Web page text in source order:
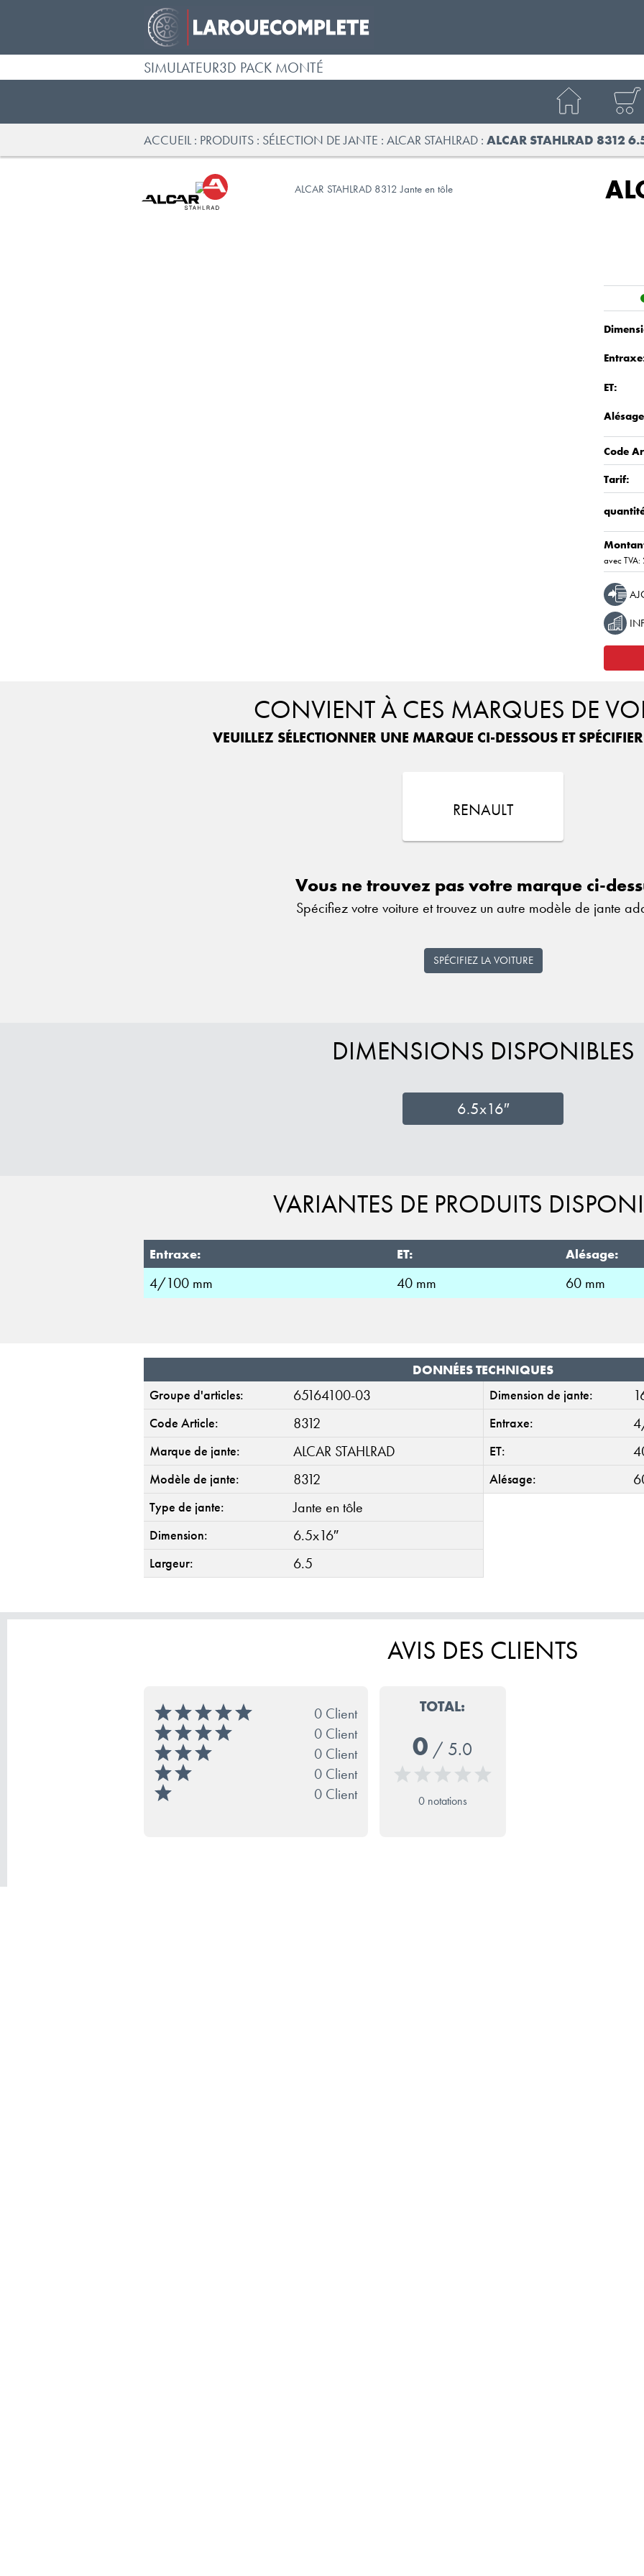
SIMULATEUR3D PACK MONTÉ
ACCUEIL PRODUITS SÉLECTION DE JANTE ALCAR STAHLRAD ALCAR STAHLRAD 8312
ET:
Code
Tarif:
avec TVA:
CONVIENT À CES MARQUES DE
VEUILLEZ SÉLECTIONNER UNE MARQUE CI-DESSOUS ET
RENAULT
Vous ne trouvez pas votre marque ci-
Spécifiez votre voiture et trouvez un autre modèle de jante
SPÉCIFIEZ LA VOITURE
DIMENSIONS DISPONIBLES
6.5x16″
VARIANTES DE PRODUITS
Entraxe: ET: Alésage:
4/100 mm 40 mm 60 mm
DONNÉES TECHNIQUES
Groupe d'articles:
65164100-03
Code Article: 8312
Marque de jante: ALCAR STAHLRAD
Modèle de jante: 8312
Type de jante: Jante en tôle
Dimension: 6.5x16″
Largeur: 6.5
Dimension de jante:
Entraxe:
ET:
Alésage:
AVIS DES CLIENTS
0 Client
0 Client
0 Client
0 Client
0 Client
TOTAL:
0 / 5.0
0 notations